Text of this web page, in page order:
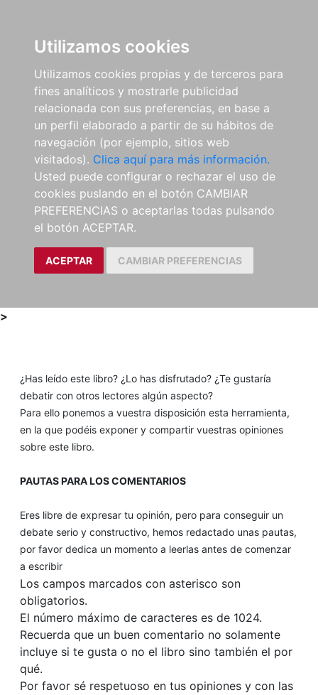
Utilizamos cookies
Utilizamos cookies propias y de terceros para
fines analíticos y mostrarle publicidad
relacionada con sus preferencias, en base a
un perfil elaborado a partir de su hábitos de
navegación (por ejemplo, sitios web
visitados). Clica aquí para más información.
Usted puede configurar o rechazar el uso de
cookies puslando en el botón CAMBIAR
PREFERENCIAS o aceptarlas todas pulsando
el botón ACEPTAR.
ACEPTAR CAMBIAR PREFERENCIAS
>
¿Has leído este libro? ¿Lo has disfrutado? ¿Te gustaría
debatir con otros lectores algún aspecto?
Para ello ponemos a vuestra disposición esta herramienta,
en la que podéis exponer y compartir vuestras opiniones
sobre este libro.
PAUTAS PARA LOS COMENTARIOS
Eres libre de expresar tu opinión, pero para conseguir un
debate serio y constructivo, hemos redactado unas pautas,
por favor dedica un momento a leerlas antes de comenzar
a escribir
Los campos marcados con asterisco son
obligatorios.
El número máximo de caracteres es de 1024.
Recuerda que un buen comentario no solamente
incluye si te gusta o no el libro sino también el por
qué.
Por favor sé respetuoso en tus opiniones y con las